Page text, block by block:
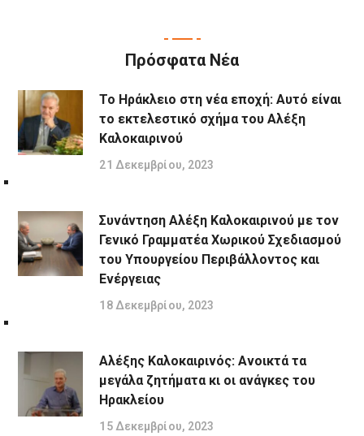
Πρόσφατα Νέα
Το Ηράκλειο στη νέα εποχή: Αυτό είναι
το εκτελεστικό σχήμα του Αλέξη
Καλοκαιρινού
21 Δεκεμβρίου, 2023
Συνάντηση Αλέξη Καλοκαιρινού με τον
Γενικό Γραμματέα Χωρικού Σχεδιασμού
του Υπουργείου Περιβάλλοντος και
Ενέργειας
18 Δεκεμβρίου, 2023
Αλέξης Καλοκαιρινός: Ανοικτά τα
μεγάλα ζητήματα κι οι ανάγκες του
Ηρακλείου
15 Δεκεμβρίου, 2023